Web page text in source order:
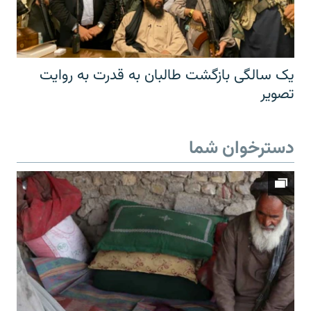
یک سالگی بازگشت طالبان به قدرت به روایت
تصویر
دسترخوان شما